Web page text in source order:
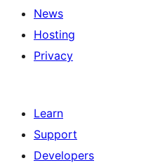
News
Hosting
Privacy
Learn
Support
Developers